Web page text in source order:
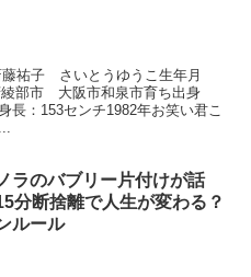
祐子 さいとうゆうこ生年月
綾部市 大阪市和泉市育ち出身
長：153センチ1982年お笑い君こ
ラのバブリー片付けが話
分断捨離で人生が変わる？
ルール